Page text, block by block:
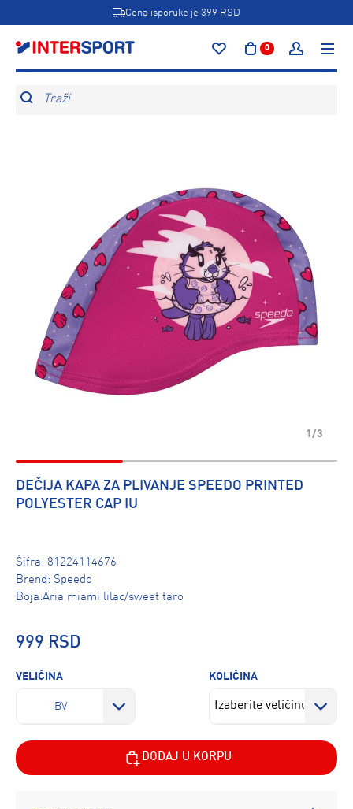
Cena isporuke je 399 RSD
0
Traži
1/3
DEČIJA KAPA ZA PLIVANJE SPEEDO PRINTED
POLYESTER CAP IU
Šifra: 81224114676
Brend: Speedo
Boja:Aria miami lilac/sweet taro
999 RSD
VELIČINA
BV
KOLIČINA
DODAJ U KORPU